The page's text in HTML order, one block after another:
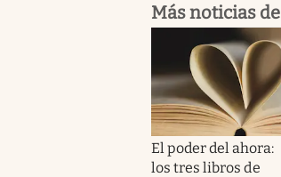
Más noticias de
El poder del ahora:
los tres libros de